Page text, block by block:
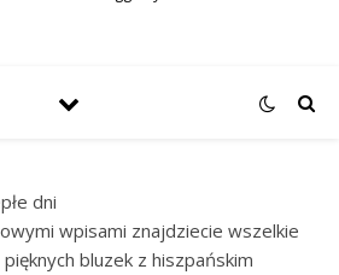
dni
wpisami znajdziecie wszelkie
bluzek z hiszpańskim